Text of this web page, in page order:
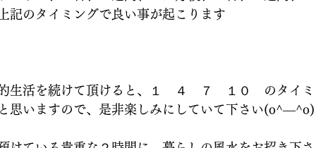
記のタイミングで良い事が起こります
生活を続けて頂けると、１　４　７　１０　のタイ
思いますので、是非楽しみにしていて下さい(o^―^o)